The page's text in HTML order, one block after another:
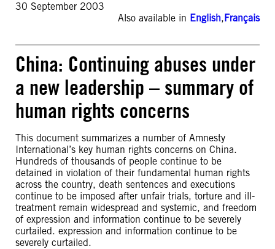
30 September 2003
Also available in English,Français
China: Continuing abuses under
a new leadership – summary of
human rights concerns
This document summarizes a number of Amnesty
International’s key human rights concerns on China.
Hundreds of thousands of people continue to be
detained in violation of their fundamental human rights
across the country, death sentences and executions
continue to be imposed after unfair trials, torture and ill-
treatment remain widespread and systemic, and freedom
of expression and information continue to be severely
curtailed. expression and information continue to be
severely curtailed.